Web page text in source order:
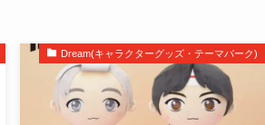
Dream(キャラクターグッズ・テーマパーク)